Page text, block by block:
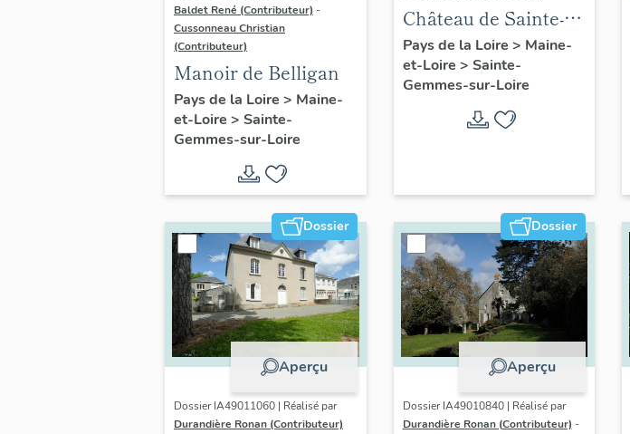
Baldet René (Contributeur) -
Cussonneau Christian
(Contributeur)
Manoir de Belligan
Pays de la Loire > Maine-
et-Loire > Sainte-
Gemmes-sur-Loire
Château de Sainte-
Gemmes, puis asile
d'aliénés
actuellement hôpital
psychiatrique dit
(CESAME)
Pays de la Loire > Maine-
et-Loire > Sainte-
Gemmes-sur-Loire
Dossier
Aperçu
Dossier IA49011060 | Réalisé par
Durandière Ronan (Contributeur)
Dossier
Aperçu
Dossier IA49010840 | Réalisé par
Durandière Ronan (Contributeur) -